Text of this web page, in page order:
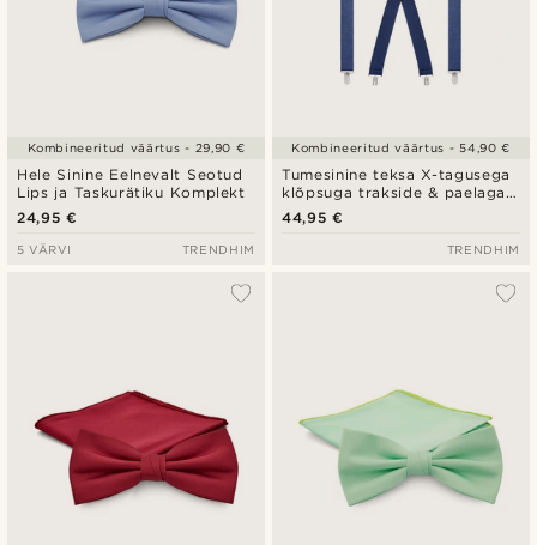
Hele Sinine Eelnevalt Seotud
Lips ja Taskurätiku Komplekt
24,95 €
Kombineeritud väärtus - 29,90 €
5 VÄRVI TRENDHIM
Tumesinine teksa X-tagusega
klõpsuga trakside & paelaga
lipsu komplekt
44,95 €
Kombineeritud väärtus - 54,90 €
TRENDHIM